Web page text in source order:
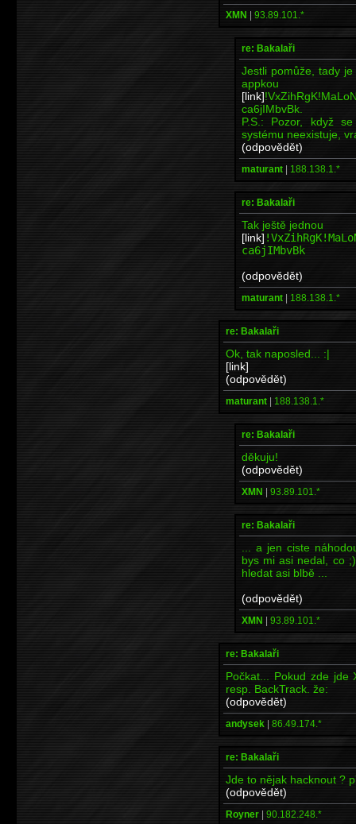
XMN | 93.89.101.*
re: Bakalaři
Jestli pomůže, tady
[link]
ca6jIMbvBk.
P.S.: Pozor, když
systému neexistuje,
(odpovědět)
maturant | 188.138.1.*
re: Bakalaři
Tak ještě jednou
[link]
ca6jIMbvBk
(odpovědět)
maturant | 188.138.1.*
re: Bakalaři
Ok, tak naposled... :|
[link]
(odpovědět)
maturant | 188.138.1.*
re: Bakalaři
děkuju!
(odpovědět)
XMN | 93.89.101.*
re: Bakalaři
... a jen ciste
bys mi asi nedal, co
hledat asi blbě ...
(odpovědět)
XMN | 93.89.101.*
re: Bakalaři
Počkat... Pokud zde
resp. BackTrack. že:
(odpovědět)
andysek | 86.49.174.*
re: Bakalaři
Jde to nějak hacknout ?
(odpovědět)
Royner | 90.182.248.*